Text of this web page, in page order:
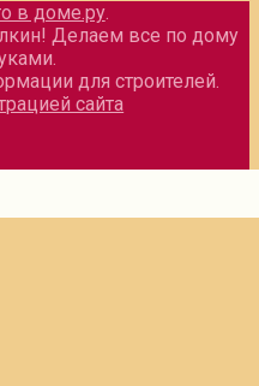
в доме.ру.
Делаем все по дому
для строителей.
сайта